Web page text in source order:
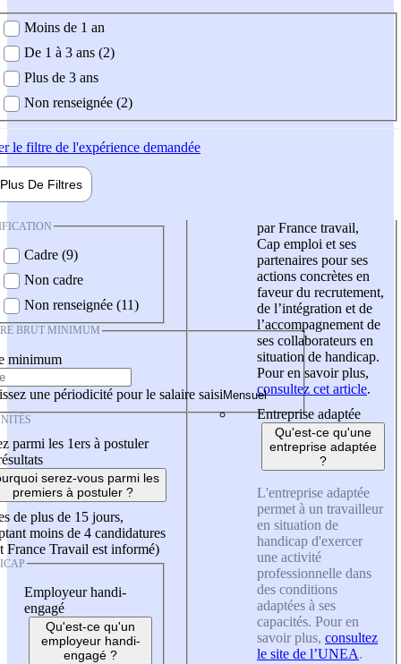
demandée
Moins de 1 an
De 1 à 3 ans (2)
Plus de 3 ans
Non renseignée (2)
le filtre de l'expérience demandée
Plus De Filtres
Cadre (9)
Non cadre
Non renseignée (11)
BRUT MINIMUM
minimum
une périodicité pour le salaire saisi
parmi les 1ers à postuler
serez-vous parmi les
premiers à postuler ?
de plus de 15 jours,
moins de 4 candidatures
France Travail est informé)
Employeur handi-
engagé
Qu'est-ce qu'un
employeur handi-
engagé ?
par France travail,
Cap emploi et ses
partenaires pour ses
actions concrètes en
faveur du recrutement,
de l’intégration et de
l’accompagnement de
ses collaborateurs en
situation de handicap.
Pour en savoir plus,
consultez cet article.
Entreprise adaptée
Qu'est-ce qu'une
entreprise adaptée
?
L'entreprise adaptée
permet à un travailleur
en situation de
handicap d'exercer
une activité
professionnelle dans
des conditions
adaptées à ses
capacités. Pour en
savoir plus, consultez
le site de l’UNEA.